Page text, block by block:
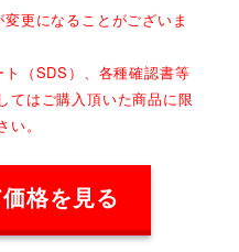
更になることがございま
（SDS）、各種確認書等
てはご購入頂いた商品に限
。
格を見る